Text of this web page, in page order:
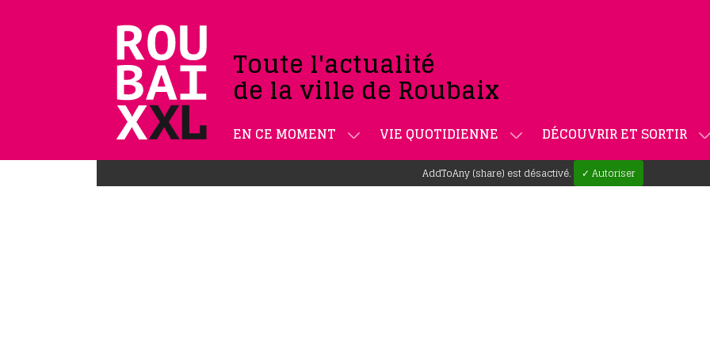
Toute l'actualité
de la ville de Roubaix
EN CE MOMENT VIE QUOTIDIENNE DÉCOUVRIR ET SORTIR
AddToAny (share) est désactivé. ✓ Autoriser